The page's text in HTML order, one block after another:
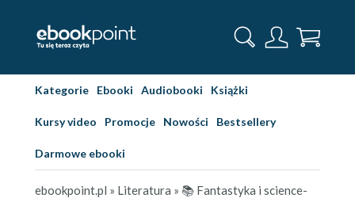
Kategorie Ebooki Audiobooki Książki
Kursy video Promocje Nowości Bestsellery
Darmowe ebooki
ebookpoint.pl » Literatura » 📚 Fantastyka i science-